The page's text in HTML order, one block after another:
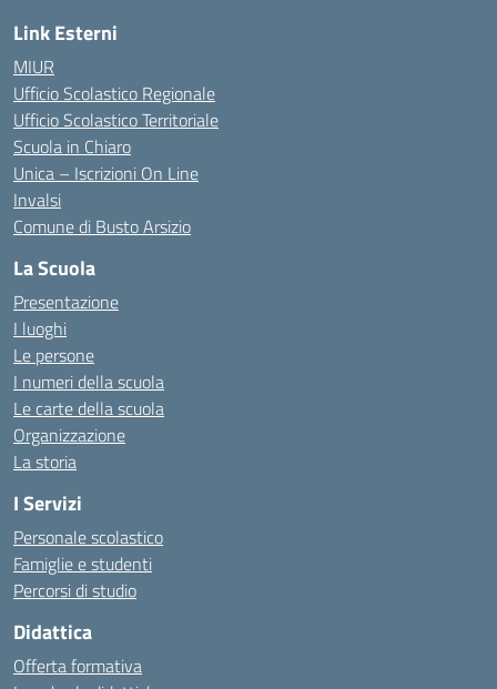
Link Esterni
MIUR
Ufficio Scolastico Regionale
Ufficio Scolastico Territoriale
Scuola in Chiaro
Unica – Iscrizioni On Line
Invalsi
Comune di Busto Arsizio
La Scuola
Presentazione
I luoghi
Le persone
I numeri della scuola
Le carte della scuola
Organizzazione
La storia
I Servizi
Personale scolastico
Famiglie e studenti
Percorsi di studio
Didattica
Offerta formativa